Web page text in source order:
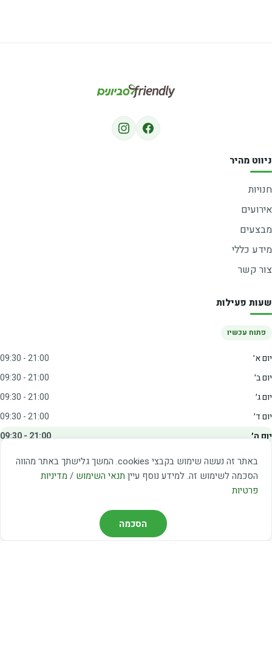
באתר זה נעשה שימוש בקבצי cookies. המשך גלישתך באתר מהווה
הסכמה לשימוש זה. למידע נוסף עיין תנאי השימוש / מדיניות
פרטיות
הסכמה
ניווט מהיר
חנויות
אירועים
מבצעים
מידע כללי
צור קשר
שעות פעילות
פתוח עכשיו
יום א׳
09:30 - 21:00
יום ב׳
09:30 - 21:00
יום ג׳
09:30 - 21:00
יום ד׳
09:30 - 21:00
יום ה׳
09:30 - 21:00
09:00 - 15:00
שבת
20:00 - 23:00